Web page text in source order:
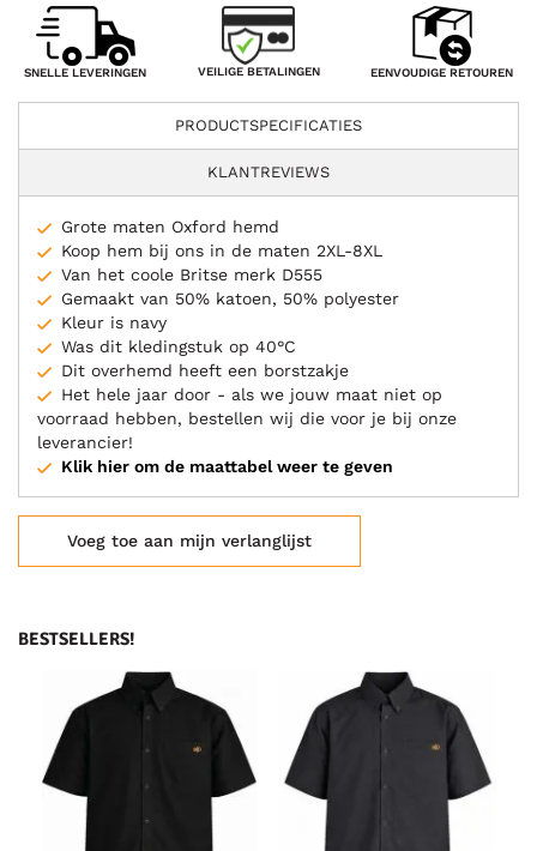
SNELLE LEVERINGEN VEILIGE BETALINGEN EENVOUDIGE RETOUREN
PRODUCTSPECIFICATIES
KLANTREVIEWS
Grote maten Oxford hemd
Koop hem bij ons in de maten 2XL-8XL
Van het coole Britse merk D555
Gemaakt van 50% katoen, 50% polyester
Kleur is navy
Was dit kledingstuk op 40°C
Dit overhemd heeft een borstzakje
Het hele jaar door - als we jouw maat niet op
voorraad hebben, bestellen wij die voor je bij onze
leverancier!
Klik hier om de maattabel weer te geven
Voeg toe aan mijn verlanglijst
BESTSELLERS!